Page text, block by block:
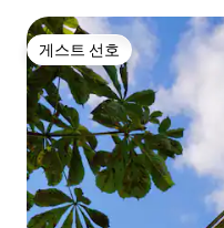
게스트 선호
게스트 선호